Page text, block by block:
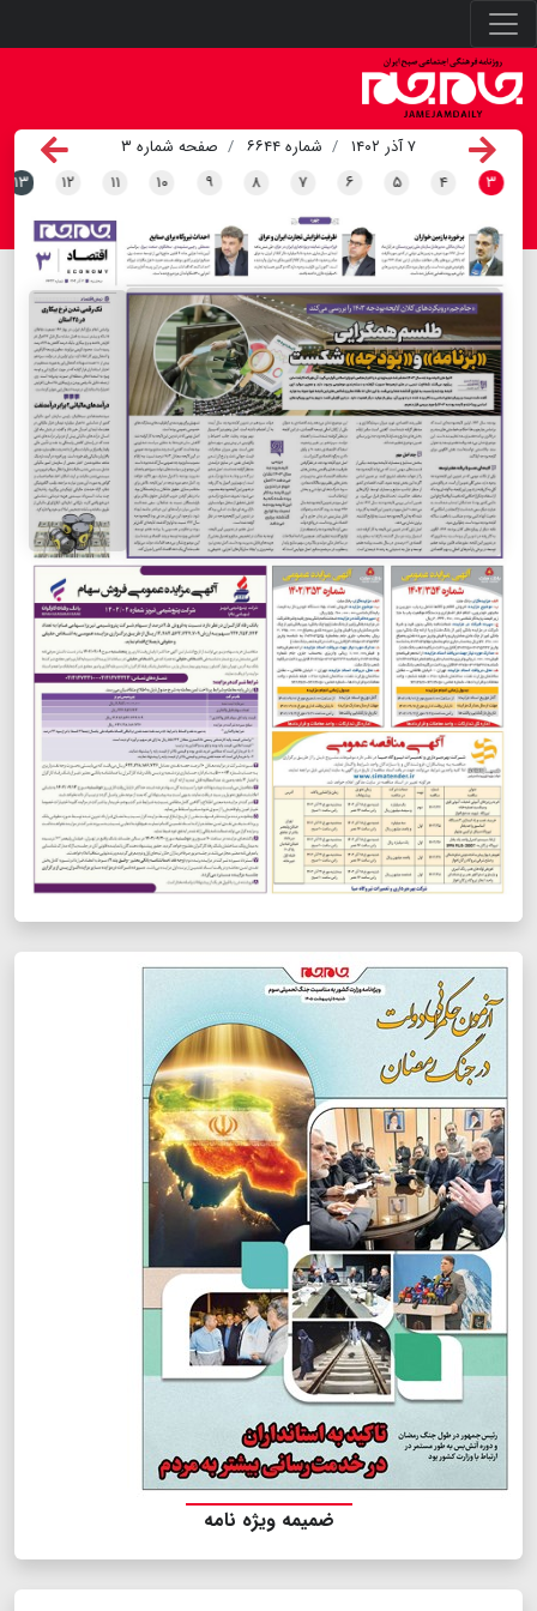
۷ آذر ۱۴۰۲ شماره ۶۶۴۴
صفحه شماره ۳
۳ ۴ ۵ ۶ ۷ ۸ ۹ ۱۰ ۱۱ ۱۲ ۱۳
ضمیمه ویژه نامه